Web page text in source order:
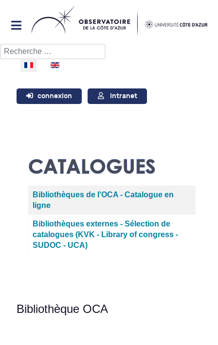
Rechercher
Sélectionnez votre langue
connexion Intranet
CATALOGUES
Articles
Titre
Bibliothèques de l'OCA - Catalogue en
ligne
Bibliothèques externes - Sélection de
catalogues (KVK - Library of congress -
SUDOC - UCA)
Bibliothèque OCA